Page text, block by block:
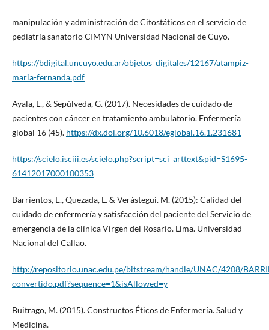
manipulación y administración de Citostáticos en el servicio de
pediatría sanatorio CIMYN Universidad Nacional de Cuyo.
https://bdigital.uncuyo.edu.ar/objetos_digitales/12167/atampiz-
maria-fernanda.pdf
Ayala, L., & Sepúlveda, G. (2017). Necesidades de cuidado de
pacientes con cáncer en tratamiento ambulatorio. Enfermería
global 16 (45). https://dx.doi.org/10.6018/eglobal.16.1.231681
https://scielo.isciii.es/scielo.php?script=sci_arttext&pid=S1695-
61412017000100353
Barrientos, E., Quezada, L. & Verástegui. M. (2015): Calidad del
cuidado de enfermería y satisfacción del paciente del Servicio de
emergencia de la clínica Virgen del Rosario. Lima. Universidad
Nacional del Callao.
http://repositorio.unac.edu.pe/bitstream/handle/UNAC/4208/
convertido.pdf?sequence=1&isAllowed=y
Buitrago, M. (2015). Constructos Éticos de Enfermería. Salud y
Medicina.